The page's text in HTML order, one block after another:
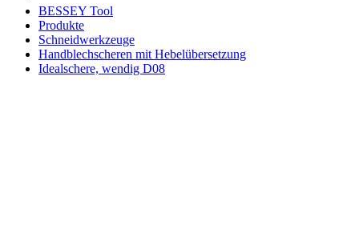
BESSEY Tool
Produkte
Schneidwerkzeuge
Handblechscheren mit Hebelübersetzung
Idealschere, wendig D08